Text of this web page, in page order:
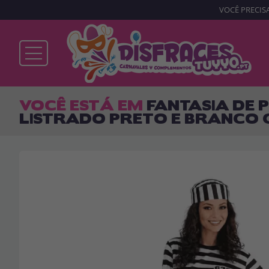
Já sou cliente
VOCÊ
VOCÊ ESTÁ EM FANTASIA DE
LISTRADO PRETO E BRANCO